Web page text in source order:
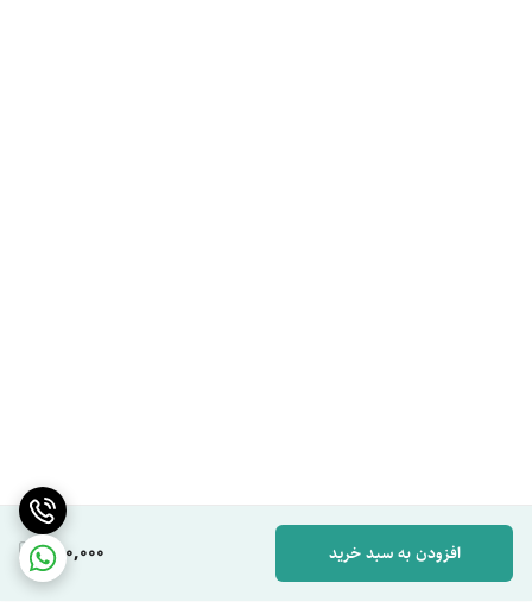
280,000 افزودن به سبد خرید